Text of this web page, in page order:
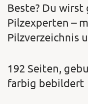
Beste? Du wirst
Pilzexperten –
Pilzverzeichnis
192 Seiten,
farbig bebildert